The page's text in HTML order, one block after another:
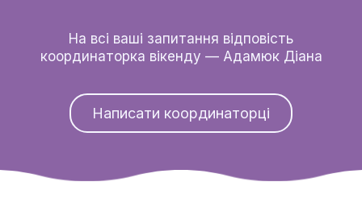
На всі ваші запитання відповість
координаторка вікенду — Адамюк Діана
Написати координаторці